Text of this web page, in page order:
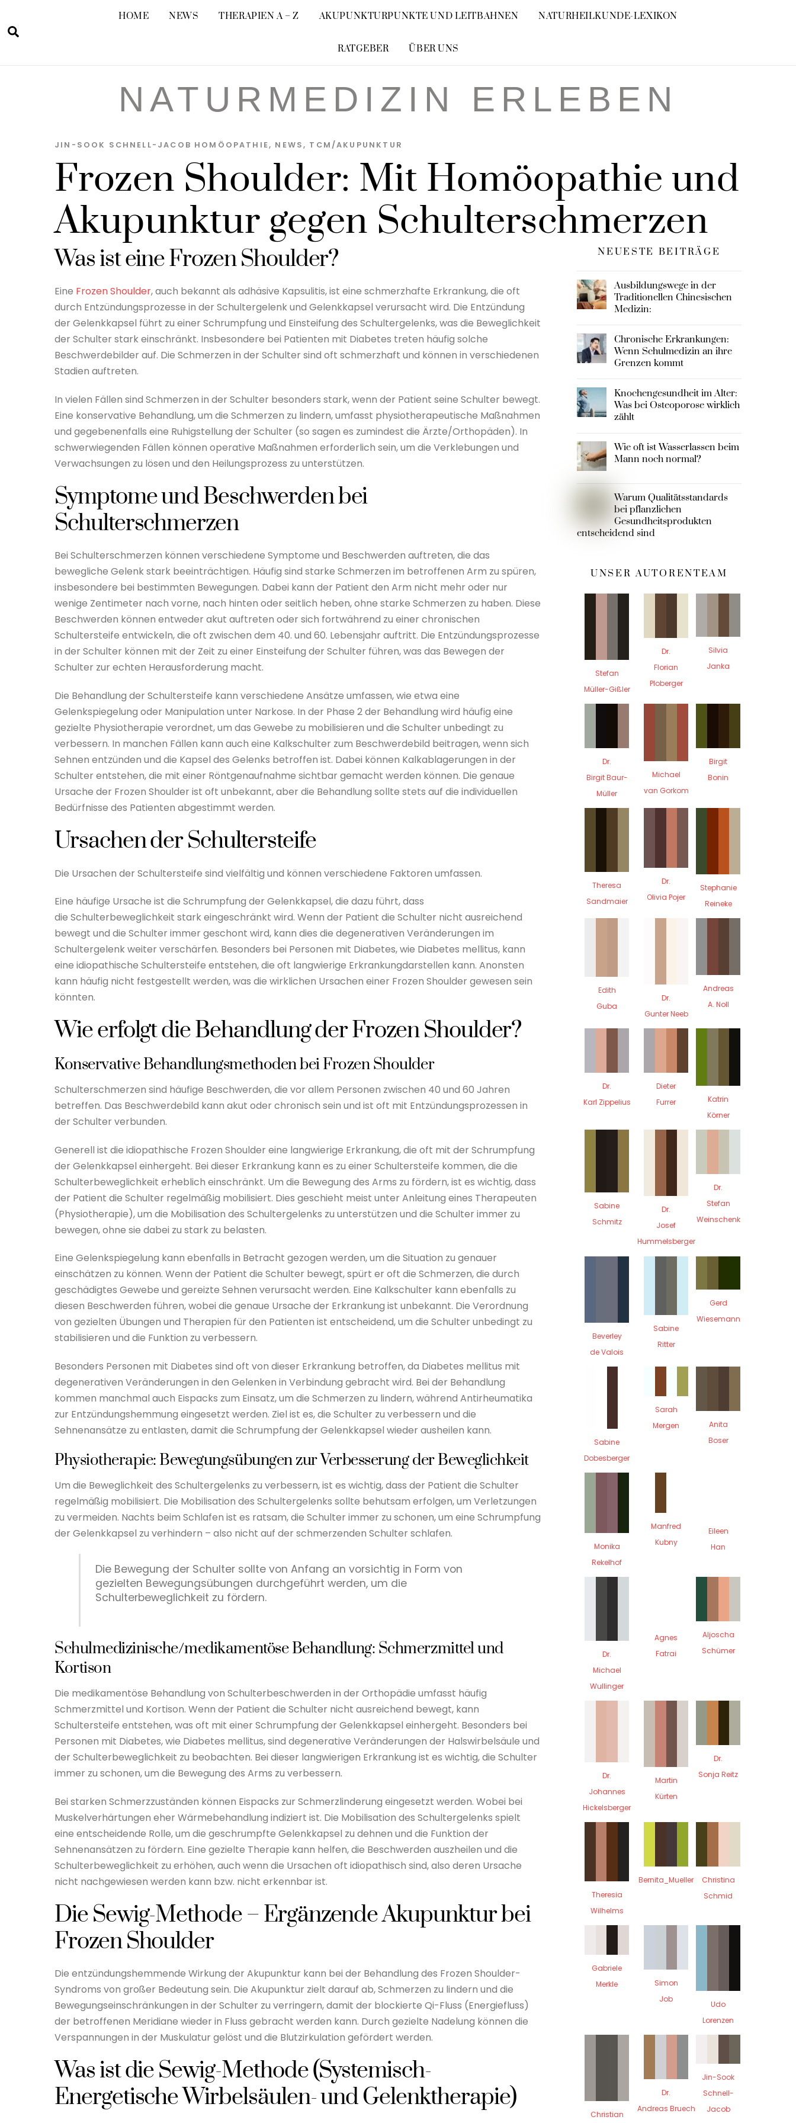
content
NATURMEDIZIN ERLEBEN
HOME NEWS THERAPIEN A – Z AKUPUNKTURPUNKTE UND LEITBAHNEN NATURHEILKUNDE-LEXIKON
RATGEBER ÜBER UNS
Frozen Shoulder: Mit Homöopathie und
Akupunktur gegen Schulterschmerzen
JIN-SOOK SCHNELL-JACOB HOMÖOPATHIE, NEWS, TCM/AKUPUNKTUR
Was ist eine Frozen Shoulder?
Eine Frozen Shoulder, auch bekannt als adhäsive Kapsulitis, ist eine schmerzhafte Erkrankung, die oft
durch Entzündungsprozesse in der Schultergelenk und Gelenkkapsel verursacht wird. Die Entzündung
der Gelenkkapsel führt zu einer Schrumpfung und Einsteifung des Schultergelenks, was die Beweglichkeit
der Schulter stark einschränkt. Insbesondere bei Patienten mit Diabetes treten häufig solche
Beschwerdebilder auf. Die Schmerzen in der Schulter sind oft schmerzhaft und können in verschiedenen
Stadien auftreten.
In vielen Fällen sind Schmerzen in der Schulter besonders stark, wenn der Patient seine Schulter bewegt.
Eine konservative Behandlung, um die Schmerzen zu lindern, umfasst physiotherapeutische Maßnahmen
und gegebenenfalls eine Ruhigstellung der Schulter (so sagen es zumindest die Ärzte/Orthopäden). In
schwerwiegenden Fällen können operative Maßnahmen erforderlich sein, um die Verklebungen und
Verwachsungen zu lösen und den Heilungsprozess zu unterstützen.
Symptome und Beschwerden bei
Schulterschmerzen
Bei Schulterschmerzen können verschiedene Symptome und Beschwerden auftreten, die das
bewegliche Gelenk stark beeinträchtigen. Häufig sind starke Schmerzen im betroffenen Arm zu spüren,
insbesondere bei bestimmten Bewegungen. Dabei kann der Patient den Arm nicht mehr oder nur
wenige Zentimeter nach vorne, nach hinten oder seitlich heben, ohne starke Schmerzen zu haben. Diese
Beschwerden können entweder akut auftreten oder sich fortwährend zu einer chronischen
Schultersteife entwickeln, die oft zwischen dem 40. und 60. Lebensjahr auftritt. Die Entzündungsprozesse
in der Schulter können mit der Zeit zu einer Einsteifung der Schulter führen, was das Bewegen der
Schulter zur echten Herausforderung macht.
Die Behandlung der Schultersteife kann verschiedene Ansätze umfassen, wie etwa eine
Gelenkspiegelung oder Manipulation unter Narkose. In der Phase 2 der Behandlung wird häufig eine
gezielte Physiotherapie verordnet, um das Gewebe zu mobilisieren und die Schulter unbedingt zu
verbessern. In manchen Fällen kann auch eine Kalkschulter zum Beschwerdebild beitragen, wenn sich
Sehnen entzünden und die Kapsel des Gelenks betroffen ist. Dabei können Kalkablagerungen in der
Schulter entstehen, die mit einer Röntgenaufnahme sichtbar gemacht werden können. Die genaue
Ursache der Frozen Shoulder ist oft unbekannt, aber die Behandlung sollte stets auf die individuellen
Bedürfnisse des Patienten abgestimmt werden.
Ursachen der Schultersteife
Die Ursachen der Schultersteife sind vielfältig und können verschiedene Faktoren umfassen.
Eine häufige Ursache ist die Schrumpfung der Gelenkkapsel, die dazu führt, dass
die Schulterbeweglichkeit stark eingeschränkt wird. Wenn der Patient die Schulter nicht ausreichend
bewegt und die Schulter immer geschont wird, kann dies die degenerativen Veränderungen im
Schultergelenk weiter verschärfen. Besonders bei Personen mit Diabetes, wie Diabetes mellitus, kann
eine idiopathische Schultersteife entstehen, die oft langwierige Erkrankungdarstellen kann. Anonsten
kann häufig nicht festgestellt werden, was die wirklichen Ursachen einer Frozen Shoulder gewesen sein
könnten.
Wie erfolgt die Behandlung der Frozen Shoulder?
Konservative Behandlungsmethoden bei Frozen Shoulder
Schulterschmerzen sind häufige Beschwerden, die vor allem Personen zwischen 40 und 60 Jahren
betreffen. Das Beschwerdebild kann akut oder chronisch sein und ist oft mit Entzündungsprozessen in
der Schulter verbunden.
Generell ist die idiopathische Frozen Shoulder eine langwierige Erkrankung, die oft mit der Schrumpfung
der Gelenkkapsel einhergeht. Bei dieser Erkrankung kann es zu einer Schultersteife kommen, die die
Schulterbeweglichkeit erheblich einschränkt. Um die Bewegung des Arms zu fördern, ist es wichtig, dass
der Patient die Schulter regelmäßig mobilisiert. Dies geschieht meist unter Anleitung eines Therapeuten
(Physiotherapie), um die Mobilisation des Schultergelenks zu unterstützen und die Schulter immer zu
bewegen, ohne sie dabei zu stark zu belasten.
Eine Gelenkspiegelung kann ebenfalls in Betracht gezogen werden, um die Situation zu genauer
einschätzen zu können. Wenn der Patient die Schulter bewegt, spürt er oft die Schmerzen, die durch
geschädigtes Gewebe und gereizte Sehnen verursacht werden. Eine Kalkschulter kann ebenfalls zu
diesen Beschwerden führen, wobei die genaue Ursache der Erkrankung ist unbekannt. Die Verordnung
von gezielten Übungen und Therapien für den Patienten ist entscheidend, um die Schulter unbedingt zu
stabilisieren und die Funktion zu verbessern.
Besonders Personen mit Diabetes sind oft von dieser Erkrankung betroffen, da Diabetes mellitus mit
degenerativen Veränderungen in den Gelenken in Verbindung gebracht wird. Bei der Behandlung
kommen manchmal auch Eispacks zum Einsatz, um die Schmerzen zu lindern, während Antirheumatika
zur Entzündungshemmung eingesetzt werden. Ziel ist es, die Schulter zu verbessern und die
Sehnenansätze zu entlasten, damit die Schrumpfung der Gelenkkapsel wieder ausheilen kann.
Physiotherapie: Bewegungsübungen zur Verbesserung der Beweglichkeit
Um die Beweglichkeit des Schultergelenks zu verbessern, ist es wichtig, dass der Patient die Schulter
regelmäßig mobilisiert. Die Mobilisation des Schultergelenks sollte behutsam erfolgen, um Verletzungen
zu vermeiden. Nachts beim Schlafen ist es ratsam, die Schulter immer zu schonen, um eine Schrumpfung
der Gelenkkapsel zu verhindern – also nicht auf der schmerzenden Schulter schlafen.
Die Bewegung der Schulter sollte von Anfang an vorsichtig in Form von
gezielten Bewegungsübungen durchgeführt werden, um die
Schulterbeweglichkeit zu fördern.
Schulmedizinische/medikamentöse Behandlung: Schmerzmittel und
Kortison
Die medikamentöse Behandlung von Schulterbeschwerden in der Orthopädie umfasst häufig
Schmerzmittel und Kortison. Wenn der Patient die Schulter nicht ausreichend bewegt, kann
Schultersteife entstehen, was oft mit einer Schrumpfung der Gelenkkapsel einhergeht. Besonders bei
Personen mit Diabetes, wie Diabetes mellitus, sind degenerative Veränderungen der Halswirbelsäule und
der Schulterbeweglichkeit zu beobachten. Bei dieser langwierigen Erkrankung ist es wichtig, die Schulter
immer zu schonen, um die Bewegung des Arms zu verbessern.
Bei starken Schmerzzuständen können Eispacks zur Schmerzlinderung eingesetzt werden. Wobei bei
Muskelverhärtungen eher Wärmebehandlung indiziert ist. Die Mobilisation des Schultergelenks spielt
eine entscheidende Rolle, um die geschrumpfte Gelenkkapsel zu dehnen und die Funktion der
Sehnenansätzen zu fördern. Eine gezielte Therapie kann helfen, die Beschwerden auszheilen und die
Schulterbeweglichkeit zu erhöhen, auch wenn die Ursachen oft idiopathisch sind, also deren Ursache
nicht nachgewiesen werden kann bzw. nicht erkennbar ist.
Die Sewig-Methode – Ergänzende Akupunktur bei
Frozen Shoulder
Die entzündungshemmende Wirkung der Akupunktur kann bei der Behandlung des Frozen Shoulder-
Syndroms von großer Bedeutung sein. Die Akupunktur zielt darauf ab, Schmerzen zu lindern und die
Bewegungseinschränkungen in der Schulter zu verringern, damit der blockierte Qi-Fluss (Energiefluss)
der betroffenen Meridiane wieder in Fluss gebracht werden kann. Durch gezielte Nadelung können die
Verspannungen in der Muskulatur gelöst und die Blutzirkulation gefördert werden.
Was ist die Sewig-Methode (Systemisch-
Energetische Wirbelsäulen- und Gelenktherapie)
NEUESTE BEITRÄGE
Ausbildungswege in der
Traditionellen Chinesischen
Medizin:
Chronische Erkrankungen:
Wenn Schulmedizin an ihre
Grenzen kommt
Knochengesundheit im Alter:
Was bei Osteoporose wirklich
zählt
Wie oft ist Wasserlassen beim
Mann noch normal?
Warum Qualitätsstandards
bei pflanzlichen
Gesundheitsprodukten
entscheidend sind
UNSER AUTORENTEAM
Stefan
Müller-Gißler
Dr.
Florian
Ploberger
Silvia
Janka
Dr.
Birgit Baur-
Müller
Michael
van Gorkom
Birgit
Bonin
Theresa
Sandmaier
Dr.
Olivia Pojer
Stephanie
Reineke
Edith
Guba
Dr.
Gunter Neeb
Andreas
A. Noll
Dr.
Karl Zippelius
Dieter
Furrer
Katrin
Körner
Sabine
Schmitz
Dr.
Josef
Hummelsberger
Dr.
Stefan
Weinschenk
Beverley
de Valois
Sabine
Ritter
Gerd
Wiesemann
Sabine
Dobesberger
Sarah
Mergen
Anita
Boser
Monika
Rekelhof
Manfred
Kubny
Eileen
Han
Dr.
Michael
Wullinger
Agnes
Fatrai
Aljoscha
Schümer
Dr.
Johannes
Hickelsberger
Martin
Kürten
Dr.
Sonja Reitz
Theresia
Wilhelms
Bernita_Mueller
Christina
Schmid
Gabriele
Merkle
Simon
Job
Udo
Lorenzen
Christian
Dr.
Andreas Bruech
Jin-Sook
Schnell-
Jacob